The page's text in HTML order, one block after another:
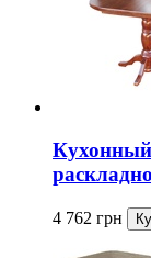
4 762 грн